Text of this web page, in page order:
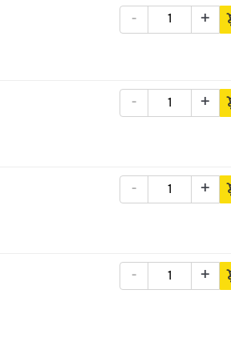
+
-
+
-
+
-
+
-